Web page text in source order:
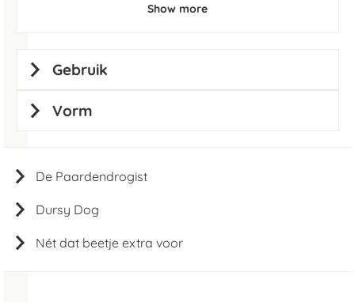
De Paardendrogist
Dursy Dog
Nét dat beetje extra voor
Show more
Gebruik
Vorm